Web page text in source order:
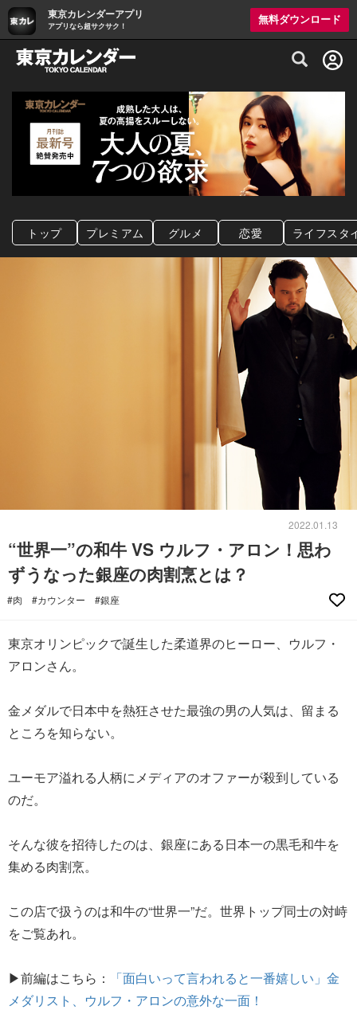
東京カレンダーアプリ
アプリなら超サクサク！
無料ダウンロード
グルメ情報・プレミアムレストラン予約
トップ プレミアム グルメ 恋愛 ライフスタ
2022.01.13
“世界一”の和牛 VS ウルフ・アロン！思わ
ずうなった銀座の肉割烹とは？
#肉 #カウンター #銀座
東京オリンピックで誕生した柔道界のヒーロー、ウルフ・
アロンさん。
金メダルで日本中を熱狂させた最強の男の人気は、留まる
ところを知らない。
ユーモア溢れる人柄にメディアのオファーが殺到している
のだ。
そんな彼を招待したのは、銀座にある日本一の黒毛和牛を
集める肉割烹。
この店で扱うのは和牛の“世界一”だ。世界トップ同士の対峙
をご覧あれ。
▶前編はこちら：
「面白いって言われると一番嬉しい」金
メダリスト、ウルフ・アロンの意外な一面！